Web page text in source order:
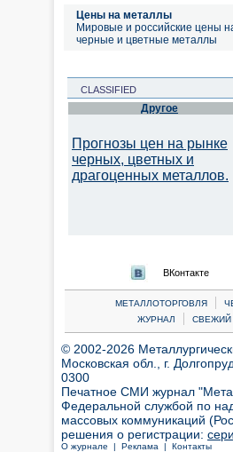
Цены на металлы
Мировые и российские цены
черные и цветные металлы
CLASSIFIED
Другое
Прогнозы цен на рынке
черных, цветных и
драгоценных металлов.
ВКонтакте
МЕТАЛЛОТОРГОВЛЯ |
ЖУРНАЛ
| СВЕЖИЙ
© 2002-2026
Московская обл., г.
0300
Печатное СМИ журнал
Федеральной службой по
массовых коммуникаций
решения о регистрации:
О журнале | Реклама | Контакты